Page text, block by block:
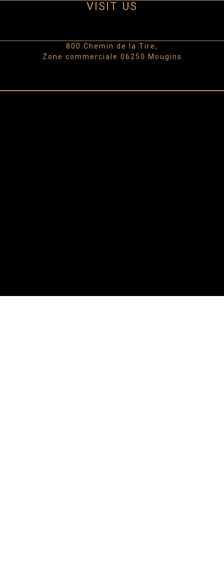
VISIT US
800 Chemin de la Tire,
Zone commerciale 06250 Mougins